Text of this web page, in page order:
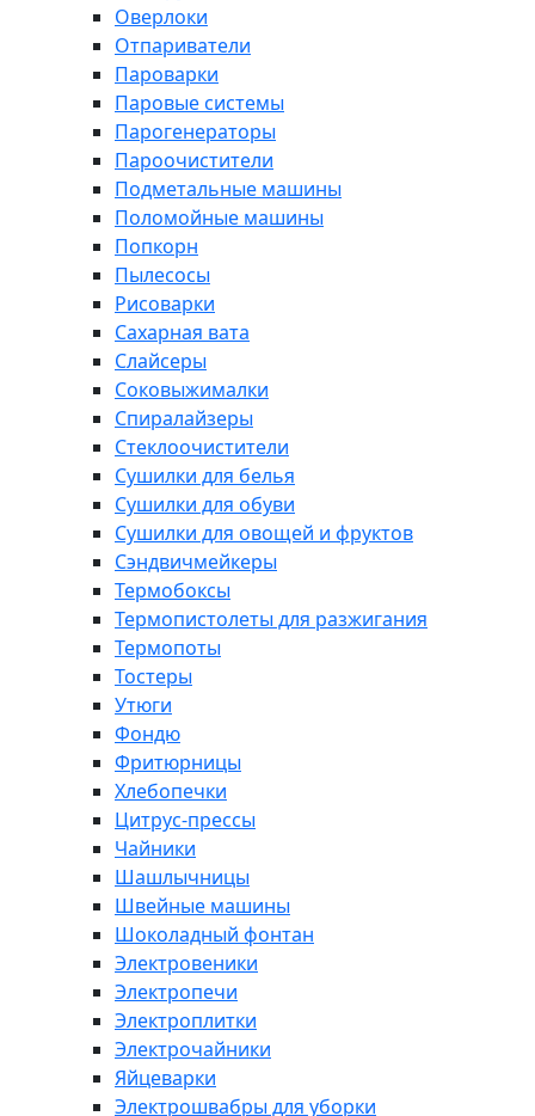
Оверлоки
Отпариватели
Пароварки
Паровые системы
Парогенераторы
Пароочистители
Подметальные машины
Поломойные машины
Попкорн
Пылесосы
Рисоварки
Сахарная вата
Слайсеры
Соковыжималки
Спиралайзеры
Стеклоочистители
Сушилки для белья
Сушилки для обуви
Сушилки для овощей и фруктов
Сэндвичмейкеры
Термобоксы
Термопистолеты для разжигания
Термопоты
Тостеры
Утюги
Фондю
Фритюрницы
Хлебопечки
Цитрус-прессы
Чайники
Шашлычницы
Швейные машины
Шоколадный фонтан
Электровеники
Электропечи
Электроплитки
Электрочайники
Яйцеварки
Электрошвабры для уборки